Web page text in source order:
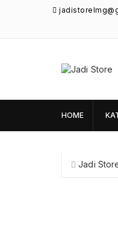
Unik di
HOME
Jadi